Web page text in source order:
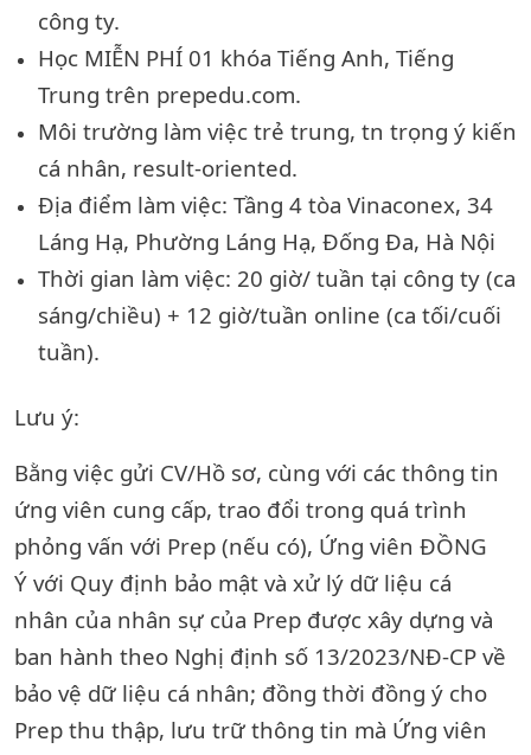
công ty.
Học MIỄN PHÍ 01 khóa Tiếng Anh, Tiếng
Trung trên prepedu.com.
Môi trường làm việc trẻ trung, tn trọng ý kiến
cá nhân, result-oriented.
Địa điểm làm việc: Tầng 4 tòa Vinaconex, 34
Láng Hạ, Phường Láng Hạ, Đống Đa, Hà Nội
Thời gian làm việc: 20 giờ/ tuần tại công ty (ca
sáng/chiều) + 12 giờ/tuần online (ca tối/cuối
tuần).
Lưu ý:
Bằng việc gửi CV/Hồ sơ, cùng với các thông tin
ứng viên cung cấp, trao đổi trong quá trình
phỏng vấn với Prep (nếu có), Ứng viên ĐỒNG
Ý với Quy định bảo mật và xử lý dữ liệu cá
nhân của nhân sự của Prep được xây dựng và
ban hành theo Nghị định số 13/2023/NĐ-CP về
bảo vệ dữ liệu cá nhân; đồng thời đồng ý cho
Prep thu thập, lưu trữ thông tin mà Ứng viên